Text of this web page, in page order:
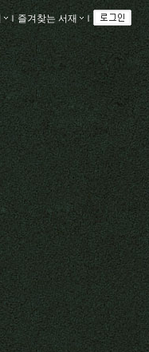
ｌ즐겨찾는 서재 ｌ